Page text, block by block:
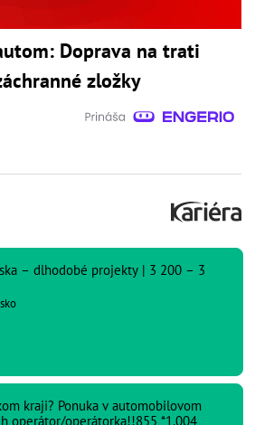
Doprava na trati
zložky
– dlhodobé projekty | 3 200 – 3
kraji? Ponuka v automobilovom
operátor/operátorka!!855 *1.004